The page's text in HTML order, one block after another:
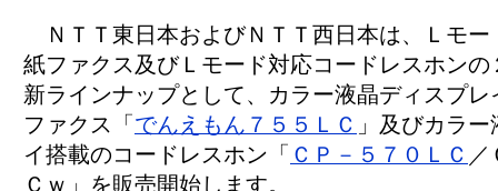
ＮＴＴ東日本およびＮＴＴ西日本は、Ｌモー
紙ファクス及びＬモード対応コードレスホンの
新ラインナップとして、カラー液晶ディスプ
ファクス「でんえもん７５５ＬＣ 」及びカラ
イ搭載のコードレスホン「 ＣＰ－５７０ＬＣ
Ｃｗ」を販売開始します。